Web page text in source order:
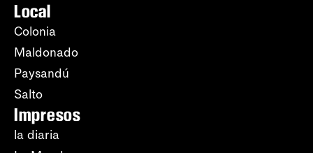
Local
Colonia
Maldonado
Paysandú
Salto
Impresos
la diaria